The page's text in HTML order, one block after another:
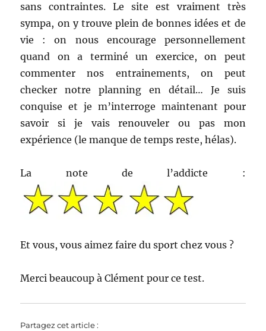
sans contraintes. Le site est vraiment très
sympa, on y trouve plein de bonnes idées et de
vie : on nous encourage personnellement
quand on a terminé un exercice, on peut
commenter nos entrainements, on peut
checker notre planning en détail… Je suis
conquise et je m’interroge maintenant pour
savoir si je vais renouveler ou pas mon
expérience (le manque de temps reste, hélas).
La note de l’addicte :
Et vous, vous aimez faire du sport chez vous ?
Merci beaucoup à Clément pour ce test.
Partagez cet article :